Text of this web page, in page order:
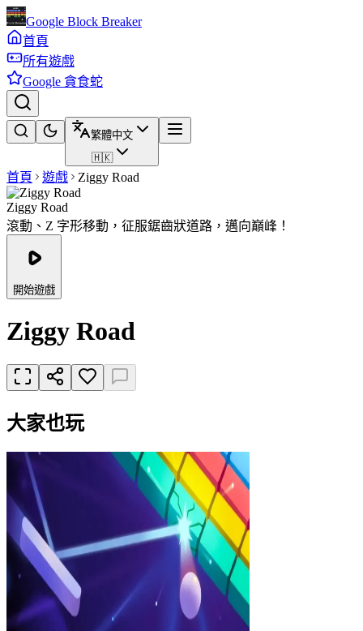
Google Block Breaker
首頁
所有遊戲
Google 貪食蛇
繁體中文
🇭🇰
首頁 遊戲 Ziggy Road
Ziggy Road
滾動、Z 字形移動，征服鋸齒狀道路，邁向巔峰！
開始遊戲
Ziggy Road
大家也玩